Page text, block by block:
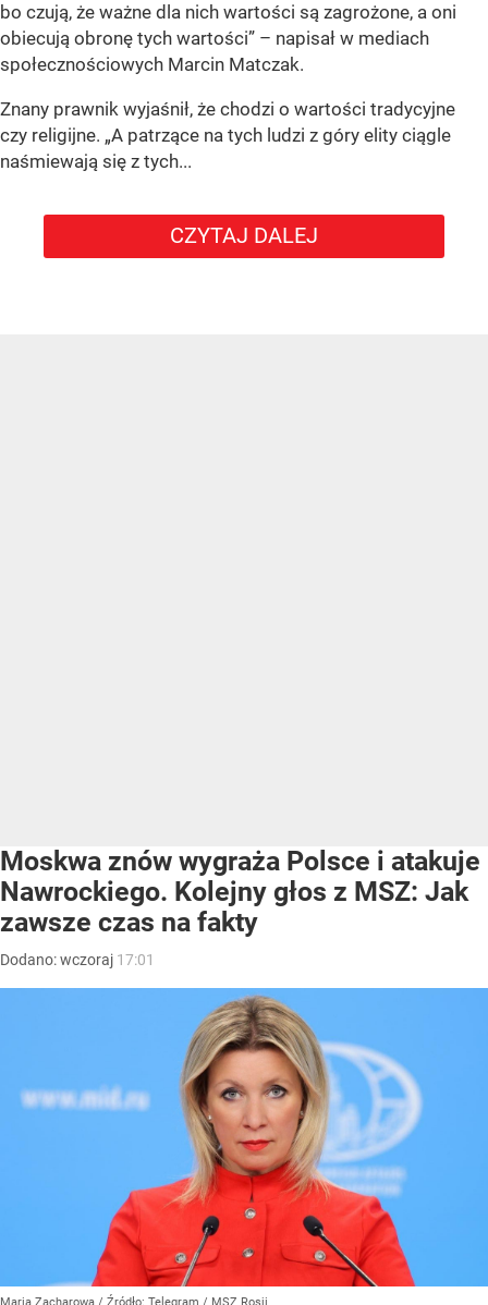
bo czują, że ważne dla nich wartości są zagrożone, a oni
obiecują obronę tych wartości” – napisał w mediach
społecznościowych Marcin Matczak.
Znany prawnik wyjaśnił, że chodzi o wartości tradycyjne
czy religijne. „A patrzące na tych ludzi z góry elity ciągle
naśmiewają się z tych...
CZYTAJ DALEJ
Moskwa znów wygraża Polsce i atakuje
Nawrockiego. Kolejny głos z MSZ: Jak
zawsze czas na fakty
Dodano:wczoraj 17:01